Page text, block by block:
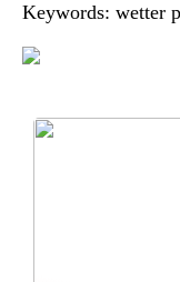
Keywords: wetter